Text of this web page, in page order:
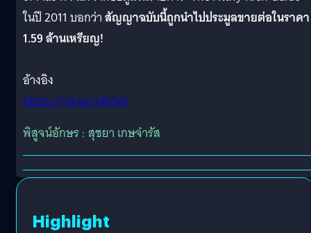
ในปี 2011 บอกว่าสัญญาฉบับนี้ถูกนำไปประมูลขายต่อในราคา
1.59 ล้านเหรียญ!
อ้างอิง
https://rb.gy/gklfvh
พิสูจน์อักษร : สุชยา เกษจำรัส
Highlight